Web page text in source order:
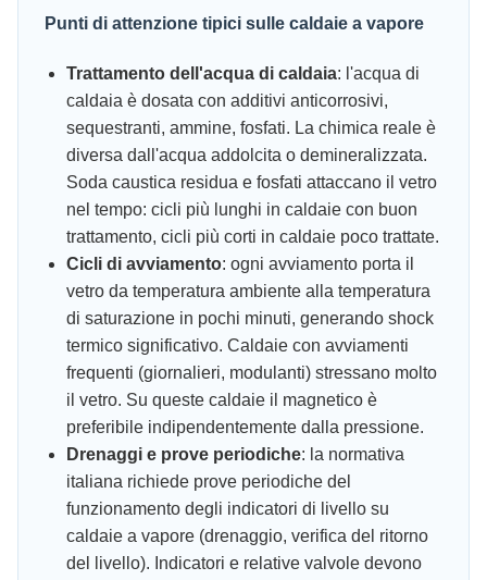
Punti di attenzione tipici sulle caldaie a vapore
Trattamento dell'acqua di caldaia: l'acqua di
caldaia è dosata con additivi anticorrosivi,
sequestranti, ammine, fosfati. La chimica reale è
diversa dall'acqua addolcita o demineralizzata.
Soda caustica residua e fosfati attaccano il vetro
nel tempo: cicli più lunghi in caldaie con buon
trattamento, cicli più corti in caldaie poco trattate.
Cicli di avviamento: ogni avviamento porta il
vetro da temperatura ambiente alla temperatura
di saturazione in pochi minuti, generando shock
termico significativo. Caldaie con avviamenti
frequenti (giornalieri, modulanti) stressano molto
il vetro. Su queste caldaie il magnetico è
preferibile indipendentemente dalla pressione.
Drenaggi e prove periodiche: la normativa
italiana richiede prove periodiche del
funzionamento degli indicatori di livello su
caldaie a vapore (drenaggio, verifica del ritorno
del livello). Indicatori e relative valvole devono